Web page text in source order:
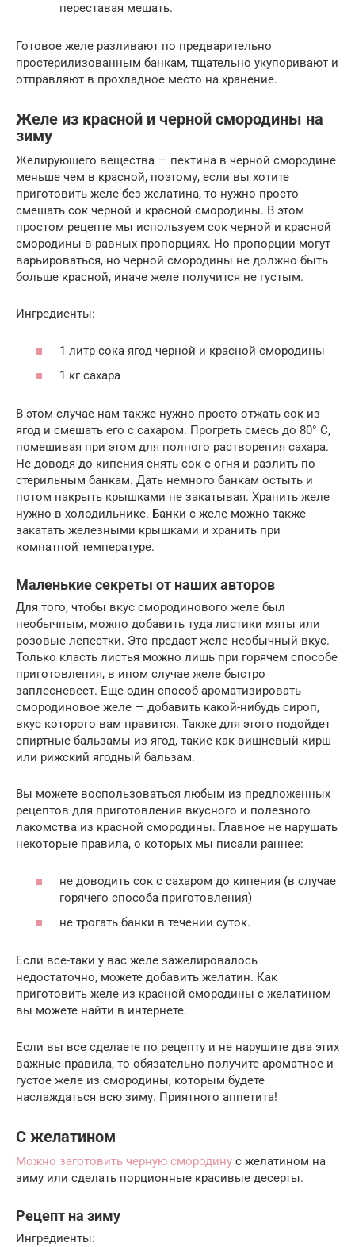
переставая мешать.
Готовое желе разливают по предварительно
простерилизованным банкам, тщательно укупоривают и
отправляют в прохладное место на хранение.
Желе из красной и черной смородины на
зиму
Желирующего вещества — пектина в черной смородине
меньше чем в красной, поэтому, если вы хотите
приготовить желе без желатина, то нужно просто
смешать сок черной и красной смородины. В этом
простом рецепте мы используем сок черной и красной
смородины в равных пропорциях. Но пропорции могут
варьироваться, но черной смородины не должно быть
больше красной, иначе желе получится не густым.
Ингредиенты:
1 литр сока ягод черной и красной смородины
1 кг сахара
В этом случае нам также нужно просто отжать сок из
ягод и смешать его с сахаром. Прогреть смесь до 80° С,
помешивая при этом для полного растворения сахара.
Не доводя до кипения снять сок с огня и разлить по
стерильным банкам. Дать немного банкам остыть и
потом накрыть крышками не закатывая. Хранить желе
нужно в холодильнике. Банки с желе можно также
закатать железными крышками и хранить при
комнатной температуре.
Маленькие секреты от наших авторов
Для того, чтобы вкус смородинового желе был
необычным, можно добавить туда листики мяты или
розовые лепестки. Это предаст желе необычный вкус.
Только класть листья можно лишь при горячем способе
приготовления, в ином случае желе быстро
заплесневеет. Еще один способ ароматизировать
смородиновое желе — добавить какой-нибудь сироп,
вкус которого вам нравится. Также для этого подойдет
спиртные бальзамы из ягод, такие как вишневый кирш
или рижский ягодный бальзам.
Вы можете воспользоваться любым из предложенных
рецептов для приготовления вкусного и полезного
лакомства из красной смородины. Главное не нарушать
некоторые правила, о которых мы писали раннее:
не доводить сок с сахаром до кипения (в случае
горячего способа приготовления)
не трогать банки в течении суток.
Если все-таки у вас желе зажелировалось
недостаточно, можете добавить желатин. Как
приготовить желе из красной смородины с желатином
вы можете найти в интернете.
Если вы все сделаете по рецепту и не нарушите два этих
важные правила, то обязательно получите ароматное и
густое желе из смородины, которым будете
наслаждаться всю зиму. Приятного аппетита!
С желатином
Можно заготовить черную смородину с желатином на
зиму или сделать порционные красивые десерты.
Рецепт на зиму
Ингредиенты: